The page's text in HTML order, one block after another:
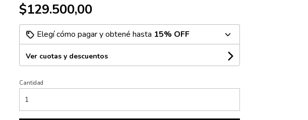
$129.500,00
Elegí cómo pagar y obtené hasta 15% OFF
Ver cuotas y descuentos
Cantidad